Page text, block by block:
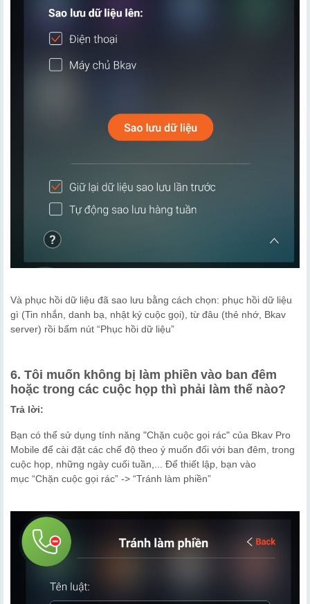
Và phục hồi dữ liệu đã sao lưu bằng cách chọn: phục hồi dữ liệu
gì (Tin nhắn, danh bạ, nhật ký cuộc gọi), từ đâu (thẻ nhớ, Bkav
server) rồi bấm nút “Phục hồi dữ liệu”
6. Tôi muốn không bị làm phiền vào ban đêm
hoặc trong các cuộc họp thì phải làm thế nào?
Trả lời:
Bạn có thể sử dụng tính năng "Chặn cuộc gọi rác" của Bkav Pro
Mobile để cài đặt các chế độ theo ý muốn đối với ban đêm, trong
cuộc họp, những ngày cuối tuần,... Để thiết lập, bạn vào
mục “Chặn cuộc gọi rác” -> “Tránh làm phiền”